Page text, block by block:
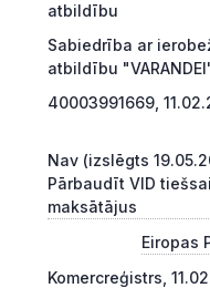
atbildību
Sabiedrība ar
atbildību
40003991669,
Nav (izslēgts
Pārbaudīt VID
maksātājus
Eiropas
Komercreģistrs,